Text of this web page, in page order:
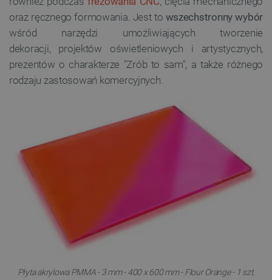
oraz ręcznego formowania. Jest to wszechstronny wybór
wśród narzędzi umożliwiających tworzenie
dekoracji, projektów oświetleniowych i artystycznych,
prezentów o charakterze "Zrób to sam", a także różnego
rodzaju zastosowań komercyjnych.
Płyta akrylowa PMMA - 3 mm - 400 x 600 mm - Flour Orange - 1 szt.